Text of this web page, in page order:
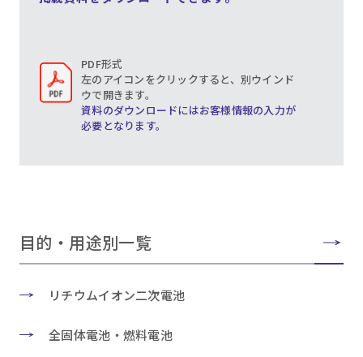
PDF形式
左のアイコンをクリックすると、別ウインド
ウで開きます。
資料のダウンロードにはお客様情報の入力が
必要となります。
目的・用途別一覧
リチウムイオン二次電池
全固体電池・燃料電池